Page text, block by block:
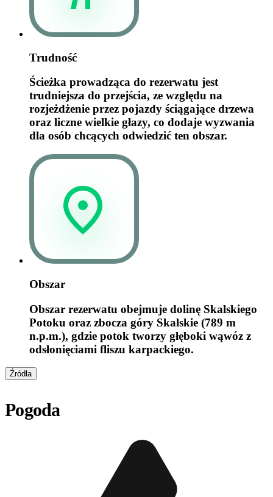
Trudność
Ścieżka prowadząca do rezerwatu jest
trudniejsza do przejścia, ze względu na
rozjeżdżenie przez pojazdy ściągające drzewa
oraz liczne wielkie głazy, co dodaje wyzwania
dla osób chcących odwiedzić ten obszar.
Obszar
Obszar rezerwatu obejmuje dolinę Skalskiego
Potoku oraz zbocza góry Skalskie (789 m
n.p.m.), gdzie potok tworzy głęboki wąwóz z
odsłonięciami fliszu karpackiego.
Źródła
Pogoda